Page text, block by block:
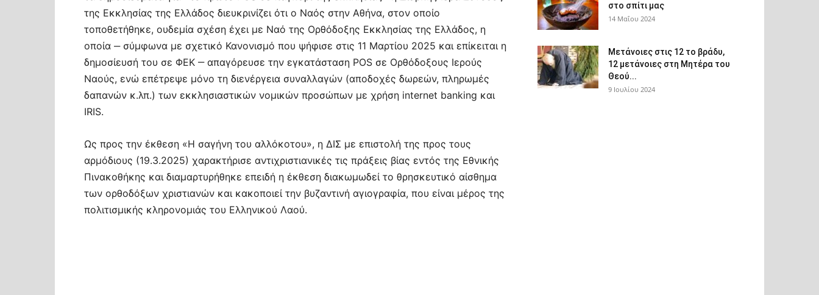
της Εκκλησίας της Ελλάδος διευκρινίζει ότι ο Ναός στην Αθήνα, στον οποίο
τοποθετήθηκε, ουδεμία σχέση έχει με Ναό της Ορθόδοξης Εκκλησίας της Ελλάδος, η
οποία ‒ σύμφωνα με σχετικό Κανονισμό που ψήφισε στις 11 Μαρτίου 2025 και επίκειται η
δημοσίευσή του σε ΦΕΚ ‒ απαγόρευσε την εγκατάσταση POS σε Ορθόδοξους Ιερούς
Ναούς, ενώ επέτρεψε μόνο τη διενέργεια συναλλαγών (αποδοχές δωρεών, πληρωμές
δαπανών κ.λπ.) των εκκλησιαστικών νομικών προσώπων με χρήση internet banking και
IRIS.
Ως προς την έκθεση «Η σαγήνη του αλλόκοτου», η ΔΙΣ με επιστολή της προς τους
αρμόδιους (19.3.2025) χαρακτήρισε αντιχριστιανικές τις πράξεις βίας εντός της Εθνικής
Πινακοθήκης και διαμαρτυρήθηκε επειδή η έκθεση διακωμωδεί το θρησκευτικό αίσθημα
των ορθοδόξων χριστιανών και κακοποιεί την βυζαντινή αγιογραφία, που είναι μέρος της
πολιτισμικής κληρονομιάς του Ελληνικού Λαού.
στο σπίτι μας
14 Μαΐου 2024
Μετάνοιες στις 12 το βράδυ,
12 μετάνοιες στη Μητέρα του
Θεού...
9 Ιουλίου 2024